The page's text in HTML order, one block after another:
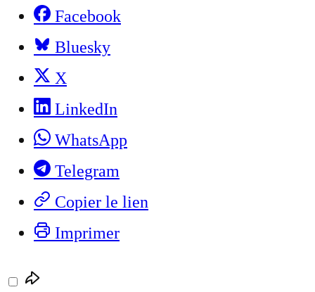
Facebook
Bluesky
X
LinkedIn
WhatsApp
Telegram
Copier le lien
Imprimer